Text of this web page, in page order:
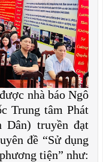
nhà báo Ngô
Trung tâm Phát
Dân) truyền đạt
đề “Sử dụng
tiện” như: